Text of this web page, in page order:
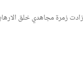
زمرة مجاهدي خلق